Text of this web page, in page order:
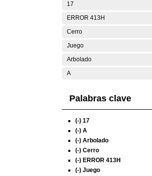
17
ERROR 413H
Cerro
Juego
Arbolado
A
Palabras clave
(-) 17
(-) A
(-) Arbolado
(-) Cerro
(-) ERROR 413H
(-) Juego